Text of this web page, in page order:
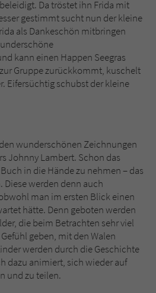
Da tröstet ihn Frida mit
gestimmt sucht nun der kleine
als Dankeschön mitbringen
kann einen Happen Seegras
Gruppe zurückkommt, kuschelt
Eifersüchtig schubst der kleine
wunderschönen Zeichnungen
Johnny Lambert. Schon das
in die Hände zu nehmen – das
werden denn auch
man im ersten Blick einen
hätte. Denn geboten werden
die beim Betrachten sehr viel
geben, mit den Walen
werden durch die Geschichte
dazu animiert, sich wieder auf
und zu teilen.
des Kontaktformulars zu